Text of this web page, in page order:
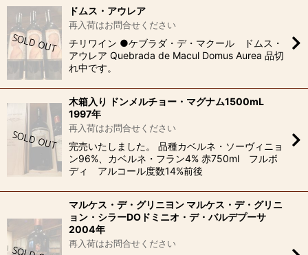
ドムス・アウレア
再入荷はお問合せください
チリワイン ●ケブラダ・デ・マクール ドムス・
アウレア Quebrada de Macul Domus Aurea 品切
れ中です。
木箱入り ドンメルチョー・マグナム1500mL
1997年
再入荷はお問合せください
完売いたしました。 品種カベルネ・ソーヴィニョ
ン96%、カベルネ・フラン4% 赤750ml フルボ
ディ アルコール度数14%前後
マルケス・デ・グリニヨン マルケス・デ・グリニ
ョン・シラーDOドミニオ・デ・バルデプーサ
2004年
再入荷はお問合せください